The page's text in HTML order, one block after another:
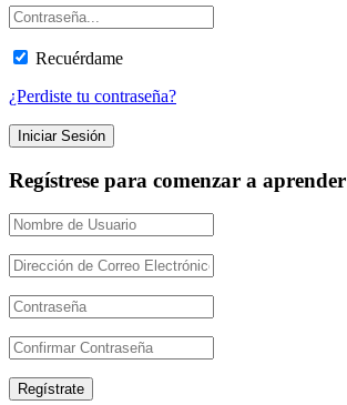
Recuérdame
¿Perdiste tu contraseña?
Regístrese para comenzar a aprender